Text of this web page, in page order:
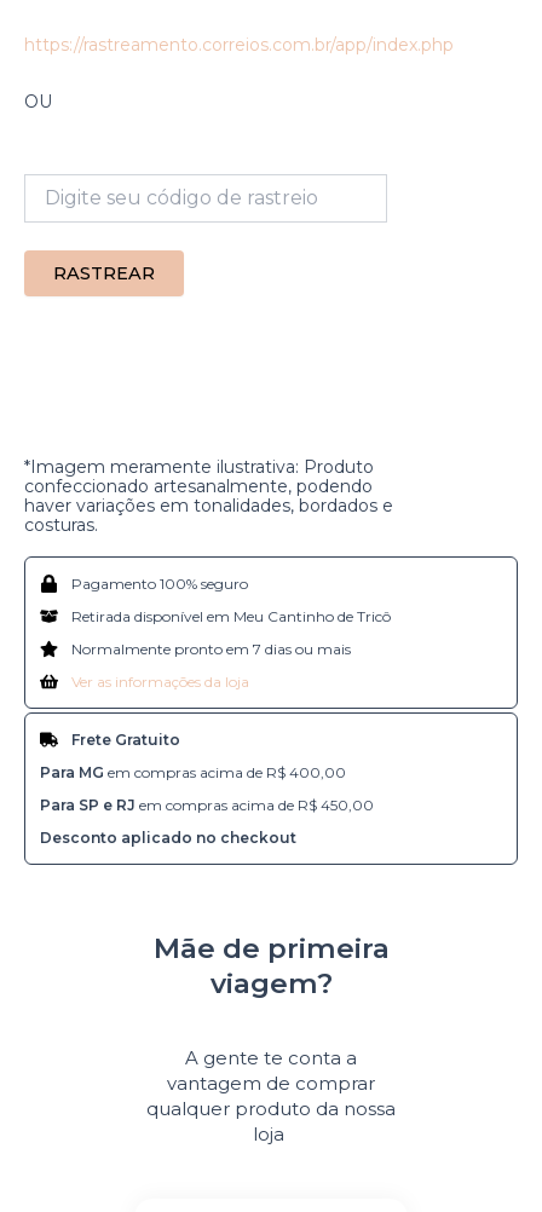
https://rastreamento.correios.com.br/app/index.php
OU
*Imagem meramente ilustrativa: Produto
confeccionado artesanalmente, podendo
haver variações em tonalidades, bordados e
costuras.
Pagamento 100% seguro
Retirada disponível em Meu Cantinho de Tricô
Normalmente pronto em 7 dias ou mais
Ver as informações da loja
Frete Gratuito
Para MG em compras acima de R$ 400,00
Para SP e RJ em compras acima de R$ 450,00
Desconto aplicado no checkout
Mãe de primeira
viagem?
A gente te conta a
vantagem de comprar
qualquer produto da nossa
loja